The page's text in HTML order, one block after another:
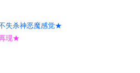
失杀神恶魔感觉★
现★